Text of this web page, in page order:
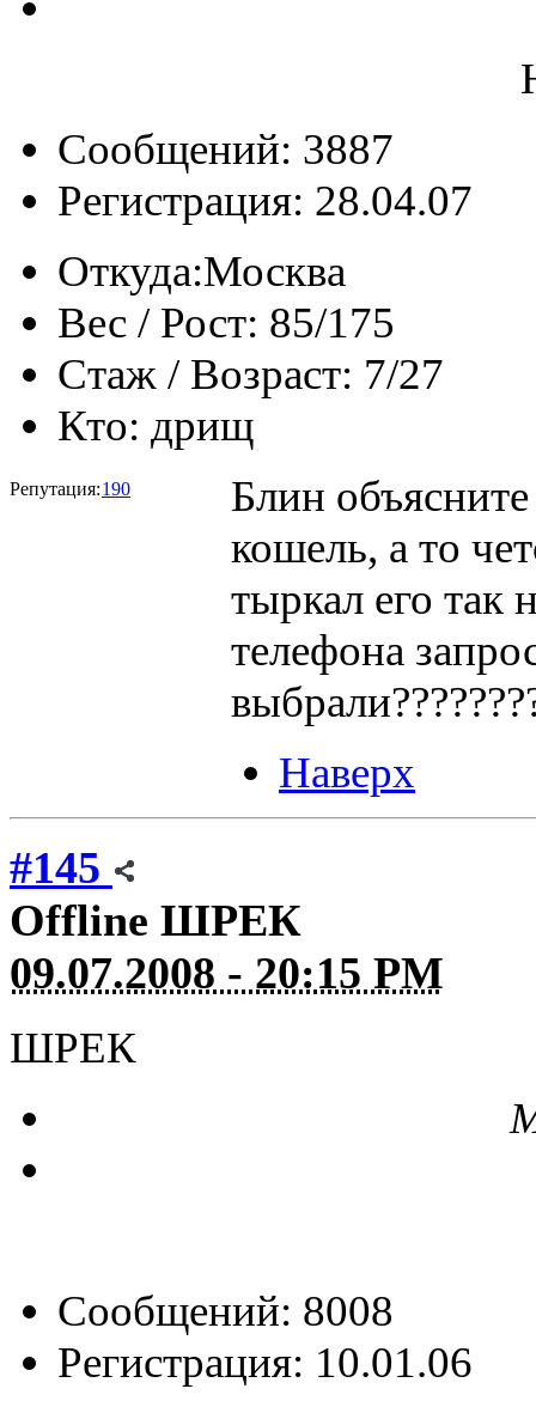
Сообщений: 3887
Регистрация: 28.04.07
Откуда:Москва
Вес / Рост: 85/175
Стаж / Возраст: 7/27
Кто: дрищ
Репутация:190
Блин
кошель, а то
тыркал его так
телефона
Наверх
#145
Offline ШРЕК
09.07.2008 - 20:15 PM
ШРЕК
Сообщений: 8008
Регистрация: 10.01.06